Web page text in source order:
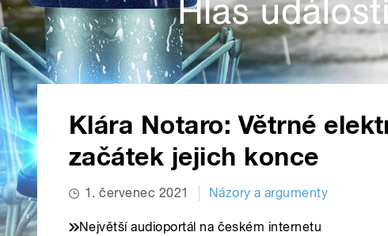
Klára Notaro: Větrné
začátek jejich konce
1. červenec 2021 Názory a argumenty
Největší audioportál na českém internetu